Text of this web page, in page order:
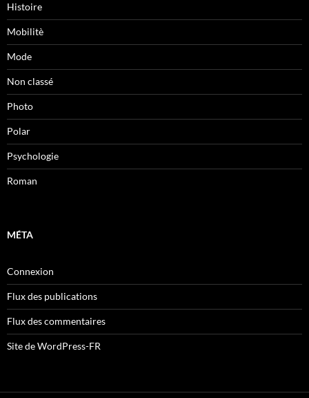
Histoire
Mobilitè
Mode
Non classé
Photo
Polar
Psychologie
Roman
MÉTA
Connexion
Flux des publications
Flux des commentaires
Site de WordPress-FR